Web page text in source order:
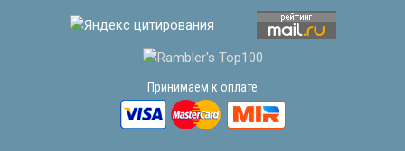
Принимаем к оплате